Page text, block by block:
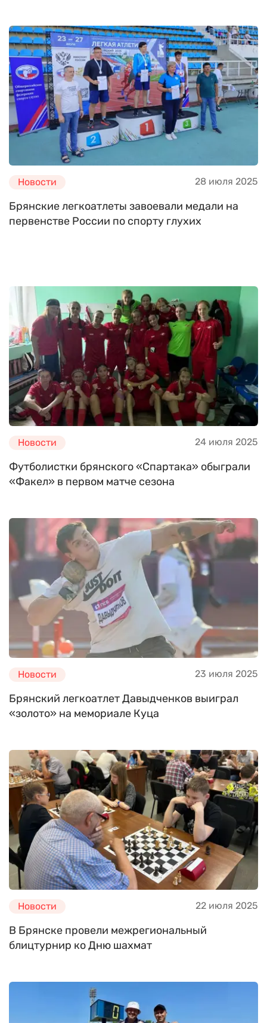
Новости 28 июля 2025
Брянские легкоатлеты завоевали медали на
первенстве России по спорту глухих
Новости 24 июля 2025
Футболистки брянского «Спартака» обыграли
«Факел» в первом матче сезона
Новости 23 июля 2025
Брянский легкоатлет Давыдченков выиграл
«золото» на мемориале Куца
Новости 22 июля 2025
В Брянске провели межрегиональный
блицтурнир ко Дню шахмат